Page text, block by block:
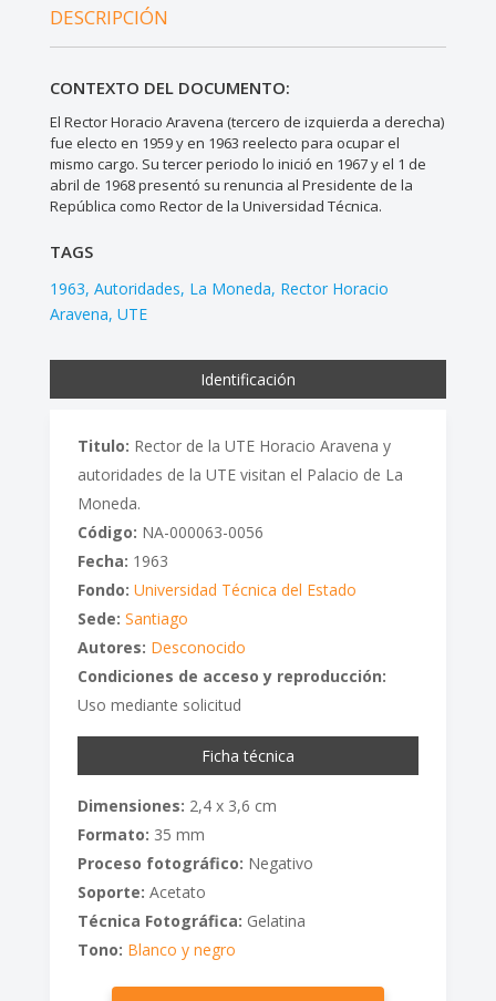
DESCRIPCIÓN
CONTEXTO DEL DOCUMENTO:
El Rector Horacio Aravena (tercero de izquierda a derecha)
fue electo en 1959 y en 1963 reelecto para ocupar el
mismo cargo. Su tercer periodo lo inició en 1967 y el 1 de
abril de 1968 presentó su renuncia al Presidente de la
República como Rector de la Universidad Técnica.
TAGS
1963 Autoridades La Moneda Rector Horacio
Aravena UTE
Identificación
Titulo: Rector de la UTE Horacio Aravena y
autoridades de la UTE visitan el Palacio de La
Moneda.
Código: NA-000063-0056
Fecha: 1963
Fondo: Universidad Técnica del Estado
Sede: Santiago
Autores: Desconocido
Condiciones de acceso y reproducción:
Uso mediante solicitud
Ficha técnica
Dimensiones: 2,4 x 3,6 cm
Formato: 35 mm
Proceso fotográfico: Negativo
Soporte: Acetato
Técnica Fotográfica: Gelatina
Tono: Blanco y negro